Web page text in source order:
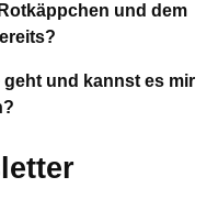
und dem
und kannst es mir